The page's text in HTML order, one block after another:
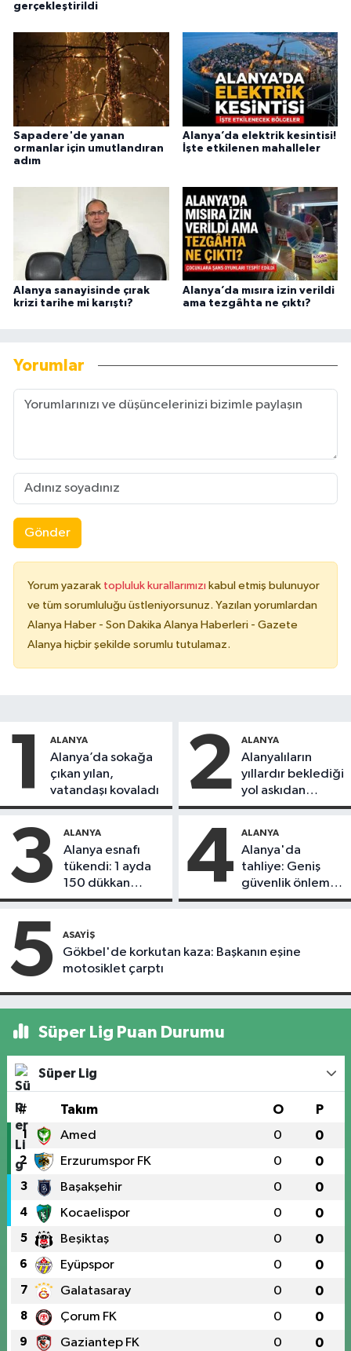
gerçekleştirildi
Sapadere'de yanan
ormanlar için umutlandıran
adım
Alanya’da elektrik kesintisi!
İşte etkilenen mahalleler
Alanya sanayisinde çırak
krizi tarihe mi karıştı?
Alanya’da mısıra izin verildi
ama tezgâhta ne çıktı?
Yorumlar
Gönder
Yorum yazarak topluluk kurallarımızı kabul etmiş bulunuyor
ve tüm sorumluluğu üstleniyorsunuz. Yazılan yorumlardan
Alanya Haber - Son Dakika Alanya Haberleri - Gazete
Alanya hiçbir şekilde sorumlu tutulamaz.
1 ALANYA
Alanya’da sokağa
çıkan yılan,
vatandaşı kovaladı
2 ALANYA
Alanyalıların
yıllardır beklediği
yol askıdan
döndü
3 ALANYA
Alanya esnafı
tükendi: 1 ayda
150 dükkan
kapandı
4 ALANYA
Alanya'da
tahliye: Geniş
güvenlik önlemi
alındı
5 ASAYIŞ
Gökbel'de korkutan kaza: Başkanın eşine
motosiklet çarptı
Süper Lig Puan Durumu
Süper Lig
# Takım O P
1 Amed 0 0
2 Erzurumspor FK 0 0
3 Başakşehir 0 0
4 Kocaelispor 0 0
5 Beşiktaş 0 0
6 Eyüpspor 0 0
7 Galatasaray 0 0
8 Çorum FK 0 0
9 Gaziantep FK 0 0